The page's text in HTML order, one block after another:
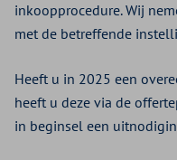
inkoopprocedure. Wij
met de betreffende
Heeft u in 2025 een
heeft u deze via de
in beginsel een